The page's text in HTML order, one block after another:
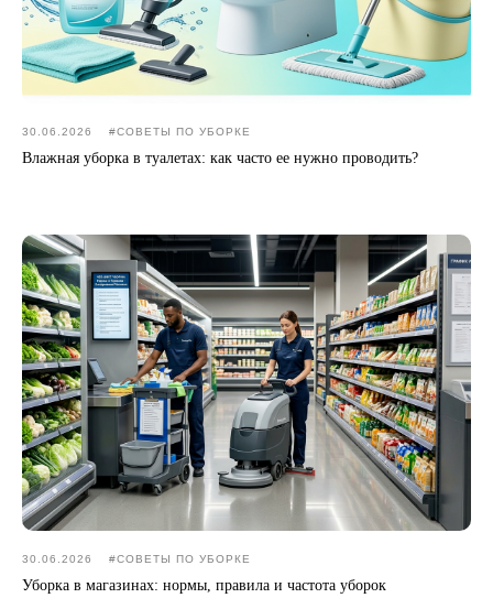
30.06.2026 #CОВЕТЫ ПО УБОРКЕ
Влажная уборка в туалетах: как часто ее нужно проводить?
30.06.2026 #CОВЕТЫ ПО УБОРКЕ
Уборка в магазинах: нормы, правила и частота уборок